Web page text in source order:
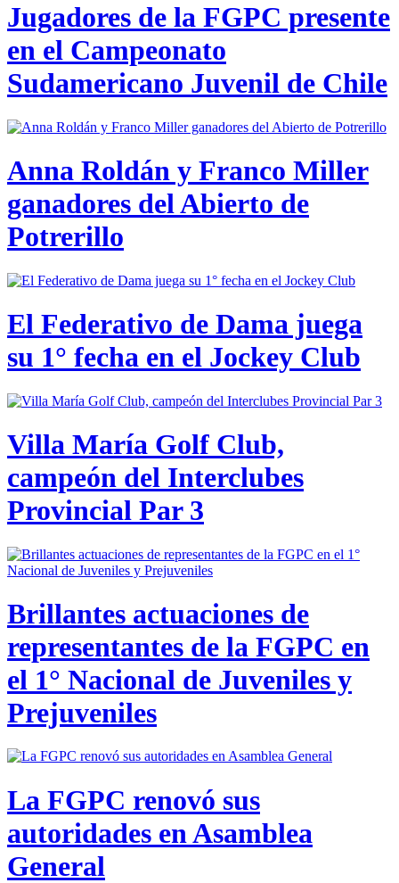
Jugadores de la FGPC presente
en el Campeonato
Sudamericano Juvenil de Chile
Anna Roldán y Franco Miller
ganadores del Abierto de
Potrerillo
El Federativo de Dama juega
su 1° fecha en el Jockey Club
Villa María Golf Club,
campeón del Interclubes
Provincial Par 3
Brillantes actuaciones de
representantes de la FGPC en
el 1° Nacional de Juveniles y
Prejuveniles
La FGPC renovó sus
autoridades en Asamblea
General